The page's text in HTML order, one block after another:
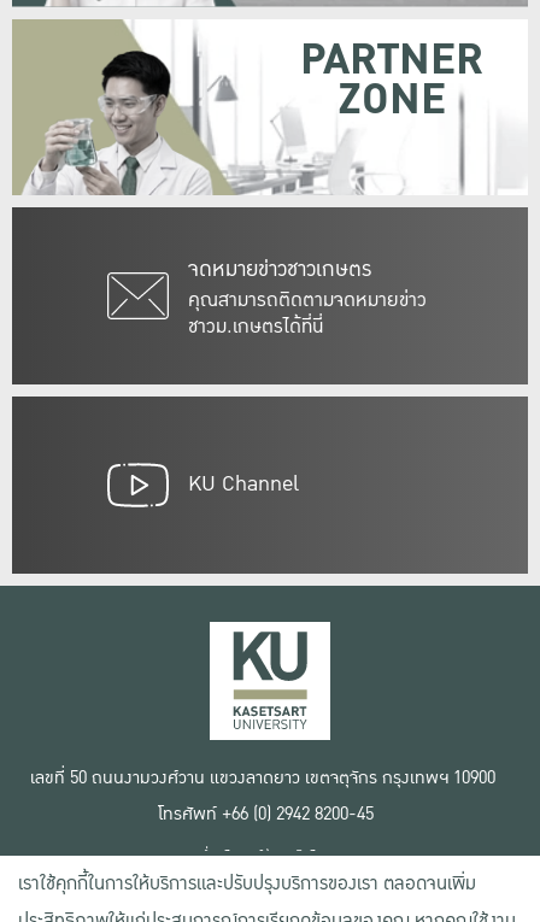
จดหมายข่าวชาวเกษตร
คุณสามารถติดตามจดหมายข่าว
ชาวม.เกษตรได้ที่นี่
PARTNER
ZONE
KU Channel
เลขที่ 50 ถนนงามวงศ์วาน แขวงลาดยาว เขตจตุจักร กรุงเทพฯ 10900
โทรศัพท์ +66 (0) 2942 8200-45
เงื่อนไขการใช้งานเว็บไซต์
ข้อตกลงด้านสิทธิ์ใช้งาน
นโยบายความเป็นส่วนตัว
เราใช้คุกกี้ในการให้บริการและปรับปรุงบริการของเรา ตลอดจนเพิ่ม